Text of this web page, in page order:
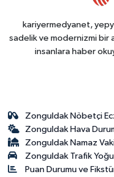
kariyermedyanet,
sadelik ve modernizmi bir
insanlara haber
Zonguldak Nöbetçi
Zonguldak Hava
Zonguldak Namaz
Zonguldak Trafik
Puan Durumu ve